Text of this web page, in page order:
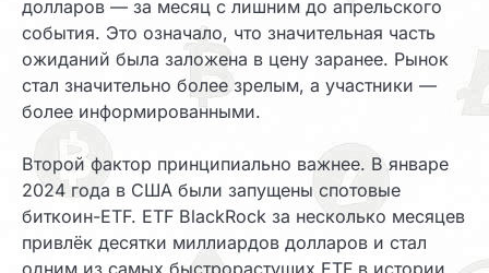
долларов — за месяц с лишним до апрельского
события. Это означало, что значительная часть
ожиданий была заложена в цену заранее. Рынок
стал значительно более зрелым, а участники —
более информированными.
Второй фактор принципиально важнее. В январе
2024 года в США были запущены спотовые
биткоин-ETF. ETF BlackRock за несколько месяцев
привлёк десятки миллиардов долларов и стал